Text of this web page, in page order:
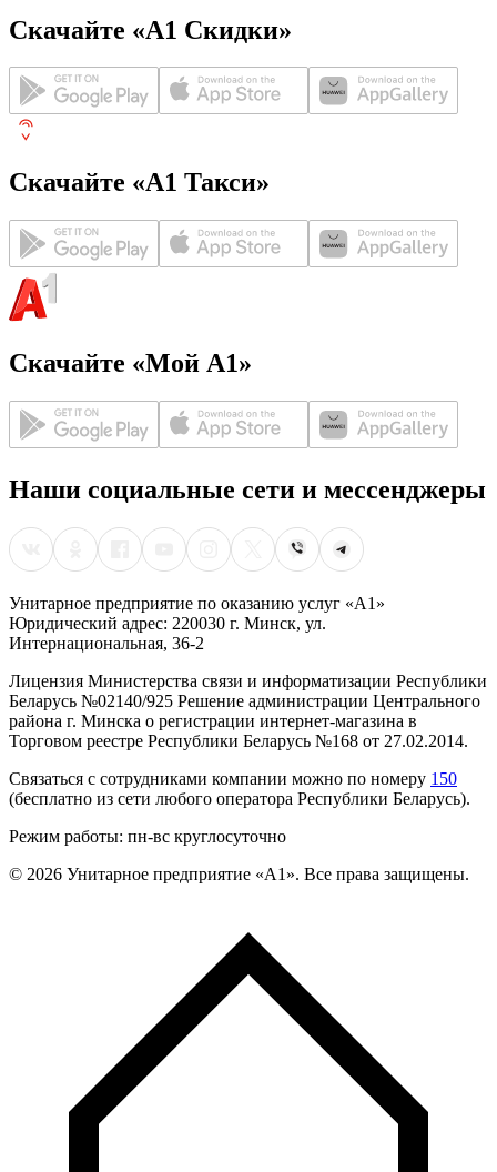
Скачайте «А1 Скидки»
Скачайте «А1 Такси»
Скачайте «Мой А1»
Наши социальные сети и мессенджеры
Унитарное предприятие по оказанию услуг «А1»
Юридический адрес: 220030 г. Минск, ул.
Интернациональная, 36-2
Лицензия Министерства связи и информатизации Республики
Беларусь №02140/925 Решение администрации Центрального
района г. Минска о регистрации интернет-магазина в
Торговом реестре Республики Беларусь №168 от 27.02.2014.
Связаться с сотрудниками компании можно по номеру 150
(бесплатно из сети любого оператора Республики Беларусь).
Режим работы: пн-вс круглосуточно
© 2026 Унитарное предприятие «А1». Все права защищены.